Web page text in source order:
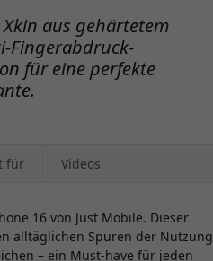
aus gehärtetem
Fingerabdruck-
für eine perfekte
für Videos
16 von Just Mobile. Dieser
alltäglichen Spuren der Nutzung
– ein Must-have für jeden